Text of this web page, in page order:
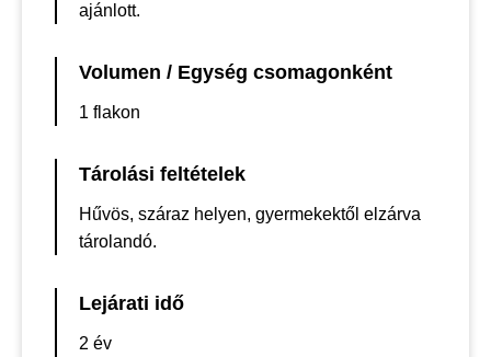
ajánlott.
Volumen / Egység csomagonként
1 flakon
Tárolási feltételek
Hűvös, száraz helyen, gyermekektől elzárva
tárolandó.
Lejárati idő
2 év